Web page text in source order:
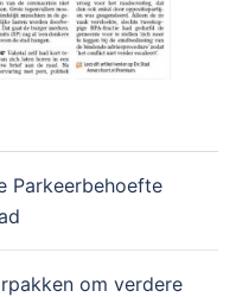
Parkeerbehoefte
om verdere